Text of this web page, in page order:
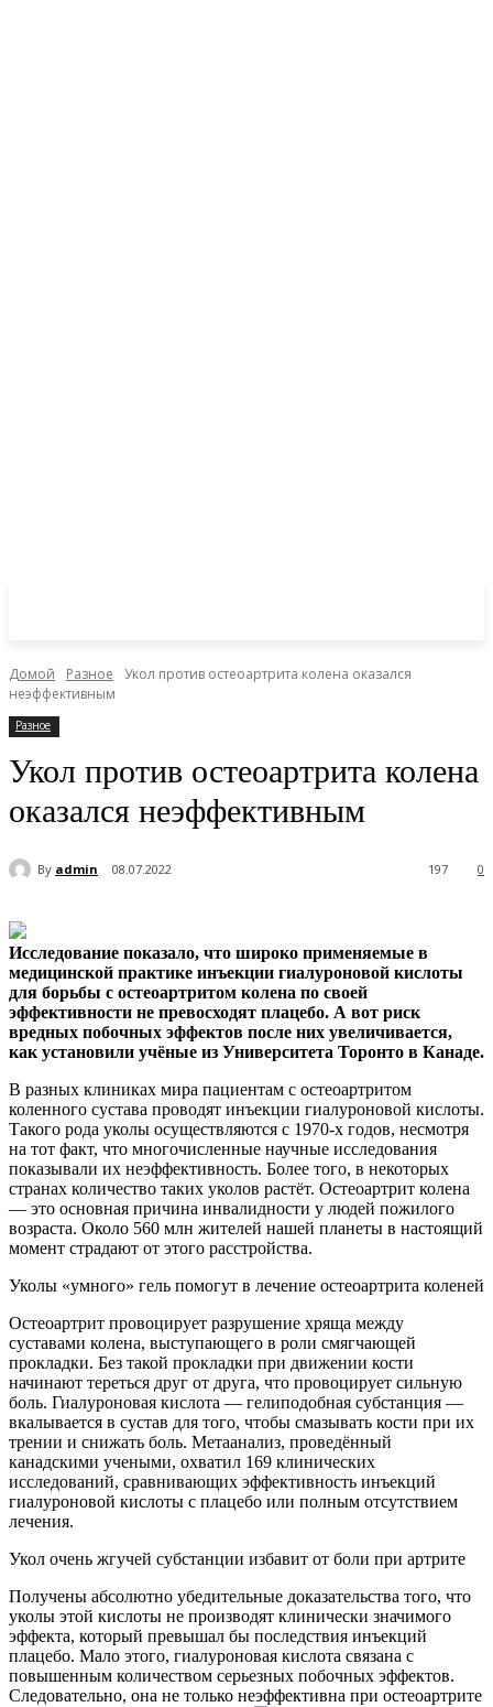
Домой Разное
Укол против остеоартрита колена оказался
неэффективным
Разное
Укол против остеоартрита колена
оказался неэффективным
By admin 08.07.2022 0
197
Исследование показало, что широко применяемые в
медицинской практике инъекции гиалуроновой кислоты
для борьбы с остеоартритом колена по своей
эффективности не превосходят плацебо. А вот риск
вредных побочных эффектов после них увеличивается,
как установили учёные из Университета Торонто в Канаде.
В разных клиниках мира пациентам с остеоартритом
коленного сустава проводят инъекции гиалуроновой кислоты.
Такого рода уколы осуществляются с 1970-х годов, несмотря
на тот факт, что многочисленные научные исследования
показывали их неэффективность. Более того, в некоторых
странах количество таких уколов растёт. Остеоартрит колена
— это основная причина инвалидности у людей пожилого
возраста. Около 560 млн жителей нашей планеты в настоящий
момент страдают от этого расстройства.
Уколы «умного» гель помогут в лечение остеоартрита коленей
Остеоартрит провоцирует разрушение хряща между
суставами колена, выступающего в роли смягчающей
прокладки. Без такой прокладки при движении кости
начинают тереться друг от друга, что провоцирует сильную
боль. Гиалуроновая кислота — гелиподобная субстанция —
вкалывается в сустав для того, чтобы смазывать кости при их
трении и снижать боль. Метаанализ, проведённый
канадскими учеными, охватил 169 клинических
исследований, сравнивающих эффективность инъекций
гиалуроновой кислоты с плацебо или полным отсутствием
лечения.
Укол очень жгучей субстанции избавит от боли при артрите
Получены абсолютно убедительные доказательства того, что
уколы этой кислоты не производят клинически значимого
эффекта, который превышал бы последствия инъекций
плацебо. Мало этого, гиалуроновая кислота связана с
повышенным количеством серьезных побочных эффектов.
Следовательно, она не только неэффективна при остеоартрите